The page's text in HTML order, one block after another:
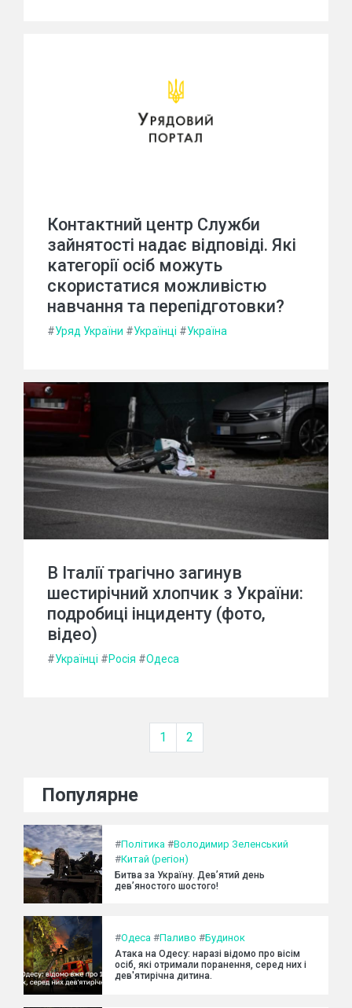
Контактний центр Служби
зайнятості надає відповіді. Які
категорії осіб можуть
скористатися можливістю
навчання та перепідготовки?
#Уряд України #Українці #Україна
В Італії трагічно загинув
шестирічний хлопчик з України:
подробиці інциденту (фото,
відео)
#Українці #Росія #Одеса
1 2
Популярне
#Політика #Володимир Зеленський
#Китай (регіон)
Битва за Україну. Дев’ятий день
дев’яностого шостого!
#Одеса #Паливо #Будинок
Атака на Одесу: наразі відомо про вісім
осіб, які отримали поранення, серед них і
дев'ятирічна дитина.